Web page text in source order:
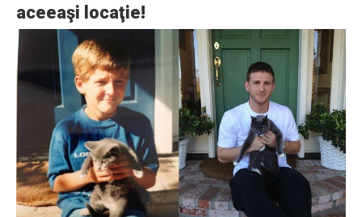
aceeaşi locaţie!